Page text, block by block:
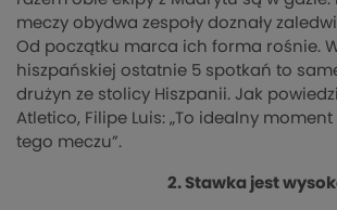
meczy obydwa zespoły doznały
Od początku marca ich forma rośnie.
hiszpańskiej ostatnie 5 spotkań to
drużyn ze stolicy Hiszpanii. Jak
Atletico, Filipe Luis: „To idealny
tego meczu”.
2. Stawka jest